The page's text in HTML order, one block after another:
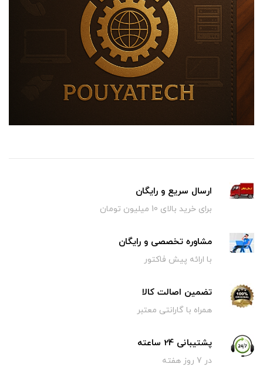
ارسال سریع و رایگان
برای خرید بالای 10 میلیون تومان
مشاوره تخصصی و رایگان
با ارائه پیش فاکتور
تضمین اصالت کالا
همراه با گارانتی معتبر
پشتیبانی 24 ساعته
در 7 روز هفته